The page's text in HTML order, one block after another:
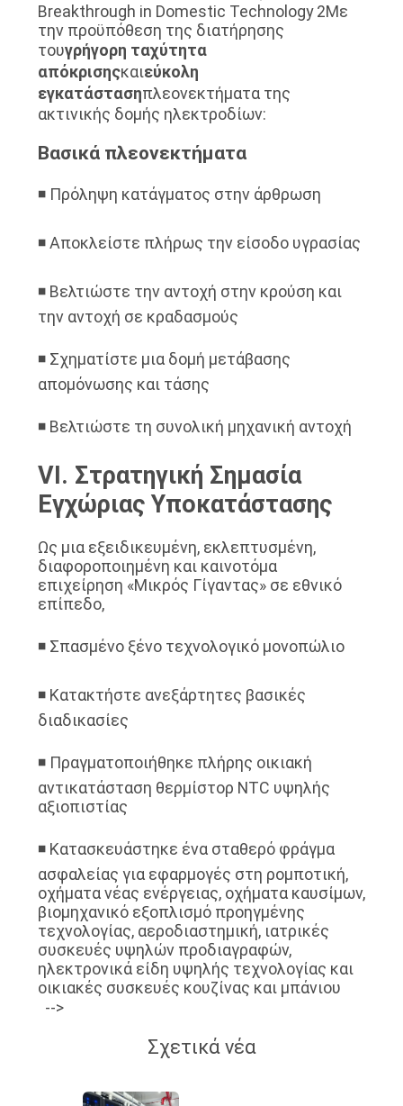
Με
την προϋπόθεση της διατήρησης
τουγρήγορη ταχύτητα
απόκρισηςκαιεύκολη
εγκατάστασηπλεονεκτήματα της
ακτινικής δομής ηλεκτροδίων:
Βασικά πλεονεκτήματα
◾ Πρόληψη κατάγματος στην άρθρωση
◾ Αποκλείστε πλήρως την είσοδο υγρασίας
◾ Βελτιώστε την αντοχή στην κρούση και
την αντοχή σε κραδασμούς
◾ Σχηματίστε μια δομή μετάβασης
απομόνωσης και τάσης
◾ Βελτιώστε τη συνολική μηχανική αντοχή
VI. Στρατηγική Σημασία
Εγχώριας Υποκατάστασης
Ως μια εξειδικευμένη, εκλεπτυσμένη,
διαφοροποιημένη και καινοτόμα
επιχείρηση «Μικρός Γίγαντας» σε εθνικό
επίπεδο,
◾ Σπασμένο ξένο τεχνολογικό μονοπώλιο
◾ Κατακτήστε ανεξάρτητες βασικές
διαδικασίες
◾ Πραγματοποιήθηκε πλήρης οικιακή
αντικατάσταση θερμίστορ NTC υψηλής
αξιοπιστίας
◾ Κατασκευάστηκε ένα σταθερό φράγμα
ασφαλείας για εφαρμογές στη ρομποτική,
οχήματα νέας ενέργειας, οχήματα καυσίμων,
βιομηχανικό εξοπλισμό προηγμένης
τεχνολογίας, αεροδιαστημική, ιατρικές
συσκευές υψηλών προδιαγραφών,
ηλεκτρονικά είδη υψηλής τεχνολογίας και
οικιακές συσκευές κουζίνας και μπάνιου
-->
Σχετικά νέα